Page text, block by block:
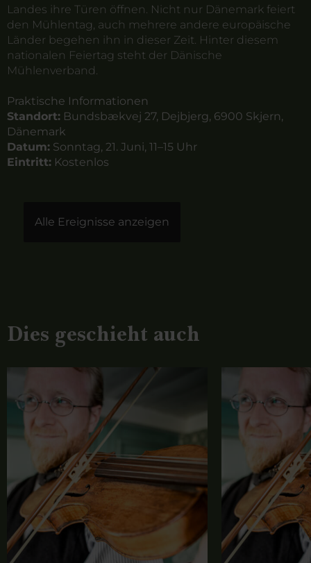
Landes ihre Türen öffnen. Nicht nur Dänemark feiert
den Mühlentag, auch mehrere andere europäische
Länder begehen ihn in dieser Zeit. Hinter diesem
nationalen Feiertag steht der Dänische
Mühlenverband.
Praktische Informationen
Standort: Bundsbækvej 27, Dejbjerg, 6900 Skjern,
Dänemark
Datum: Sonntag, 21. Juni, 11–15 Uhr
Eintritt: Kostenlos
Alle Ereignisse anzeigen
Dies geschieht auch